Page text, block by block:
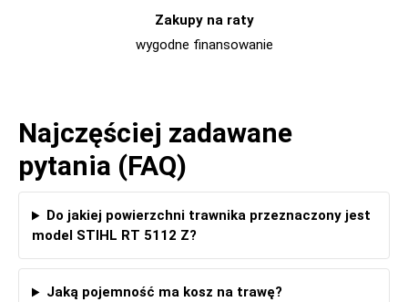
Zakupy na raty
wygodne finansowanie
Najczęściej zadawane
pytania (FAQ)
Do jakiej powierzchni trawnika przeznaczony jest
model STIHL RT 5112 Z?
Jaką pojemność ma kosz na trawę?